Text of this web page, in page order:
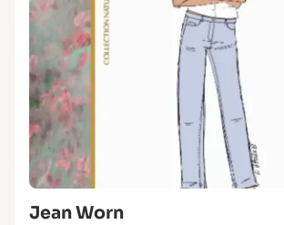
Jean Worn